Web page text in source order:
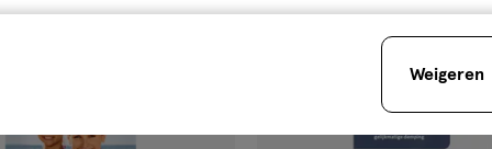
Bijna uitverkocht
Weigeren